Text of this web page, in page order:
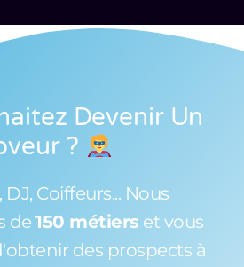
Devenir Un
?
Coiffeurs... Nous
de 150 métiers et vous
des prospects à